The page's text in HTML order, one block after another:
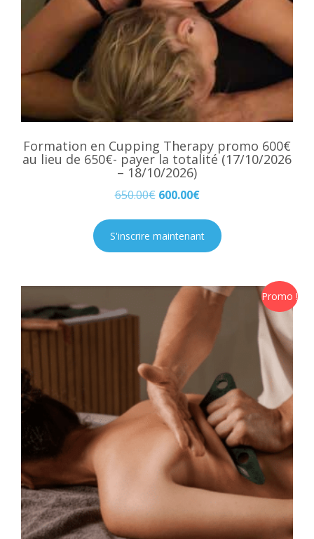
Formation en Cupping Therapy promo 600€
au lieu de 650€- payer la totalité (17/10/2026
– 18/10/2026)
650.00€ 600.00€
S'inscrire maintenant
Promo !